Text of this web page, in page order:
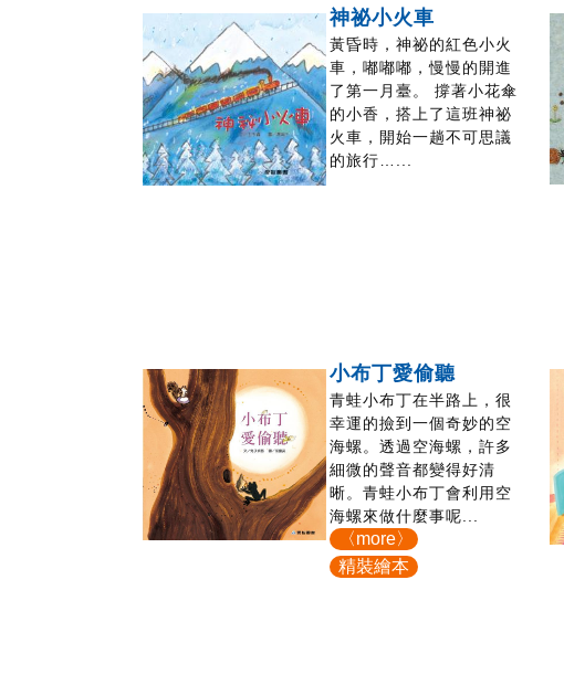
神祕小火車
黃昏時，神祕的紅色小火
車，嘟嘟嘟，慢慢的開進
了第一月臺。 撐著小花傘
的小香，搭上了這班神祕
火車，開始一趟不可思議
的旅行…...
小布丁愛偷聽
青蛙小布丁在半路上，很
幸運的撿到一個奇妙的空
海螺。透過空海螺，許多
細微的聲音都變得好清
晰。青蛙小布丁會利用空
海螺來做什麼事呢...
〈more〉
精裝繪本